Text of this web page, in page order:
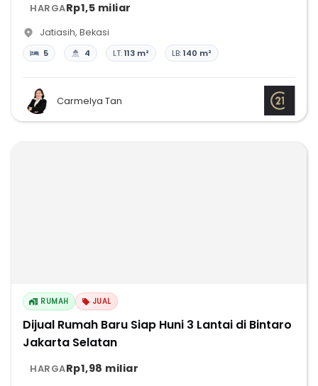
HARGARp1,5 miliar
Jatiasih, Bekasi
5 4 LT:113 m² LB:140 m²
Carmelya Tan
RUMAH JUAL
Dijual Rumah Baru Siap Huni 3 Lantai di Bintaro
Jakarta Selatan
HARGARp1,98 miliar